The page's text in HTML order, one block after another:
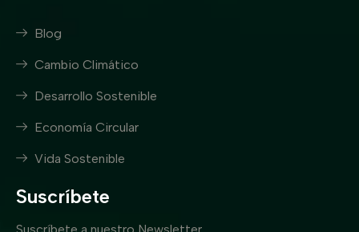
Blog
Cambio Climático
Desarrollo Sostenible
Economía Circular
Vida Sostenible
Suscríbete